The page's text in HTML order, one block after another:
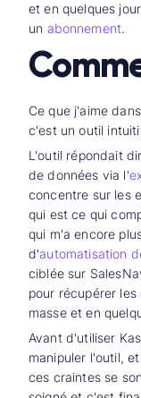
et en quelques
un abonnement.
Ce que j'aime
c'est un outil
L'outil répondait
de données via l'
concentre sur les
qui est ce qui
qui m'a encore
d'automatisation
ciblée sur
pour récupérer
masse et en
Avant d'utiliser
manipuler l'outil,
ces craintes se